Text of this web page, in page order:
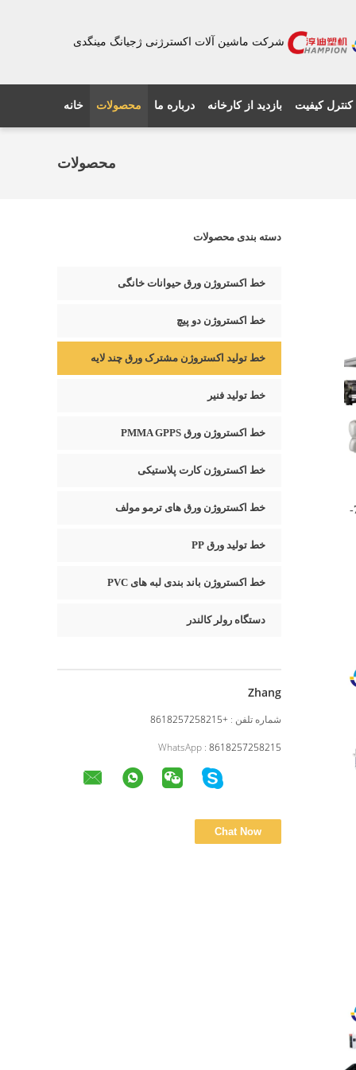
شرکت ماشین آلات اکسترژنی ژجیانگ مینگدی
خانه محصولات درباره ما بازدید از کارخانه کنترل کیفیت
محصولات
دسته بندی محصولات
خط اکستروژن ورق حیوانات خانگی
خط اکستروژن دو پیچ
خط تولید اکستروژن مشترک ورق چند لایه
خط تولید فنیر
خط اکستروژن ورق PMMA GPPS
خط اکستروژن کارت پلاستیکی
خط اکستروژن ورق های ترمو مولف
خط تولید ورق PP
خط اکستروژن باند بندی لبه های PVC
دستگاه رولر کالندر
Zhang
شماره تلفن : +8618257258215
WhatsApp : 8618257258215
خط اکستروژن مشترک ورق چند لایه 700-